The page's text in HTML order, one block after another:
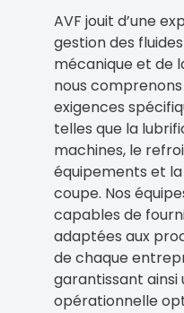
AVF jouit d’une
gestion des
mécanique et de
nous
exigences
telles que la
machines, le
équipements et
coupe. Nos
capables de
adaptées aux
de chaque
garantissant
opérationnelle